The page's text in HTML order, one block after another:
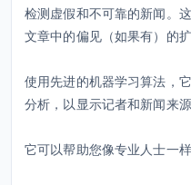
检测虚假和不可靠的新闻。
文章中的偏见（如果有）的扩
使用先进的机器学习算法，
分析，以显示记者和新闻来
它可以帮助您像专业人士一